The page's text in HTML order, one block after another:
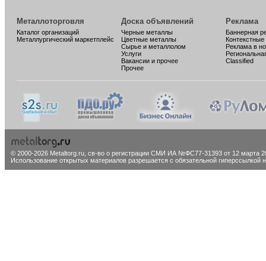
Металлоторговля
Каталог организаций
Металлургический маркетплейс
Доска объявлений
Черные металлы
Цветные металлы
Сырье и металлолом
Услуги
Вакансии и прочее
Прочее
Реклама
Баннерная
Реклама в
Classified
© 2000-2026 Metaltorg.ru, св-во о регистрации СМИ ИА №ФС77-31393 от 12 марта
Использование открытых материалов разрешается с обязательной гиперссылкой